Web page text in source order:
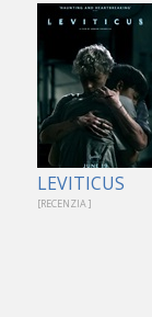
LEVITICUS
[RECENZIA ]